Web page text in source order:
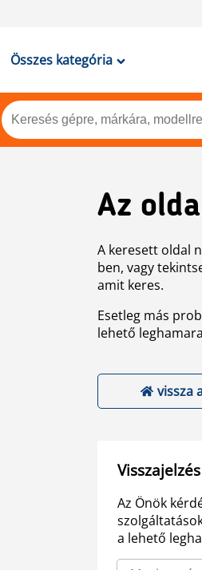
Összes kategória
Az
A keresett oldal
ben, vagy
amit keres.
Esetleg más
lehető
vissza
Visszajelzés
Az Önök
a lehető